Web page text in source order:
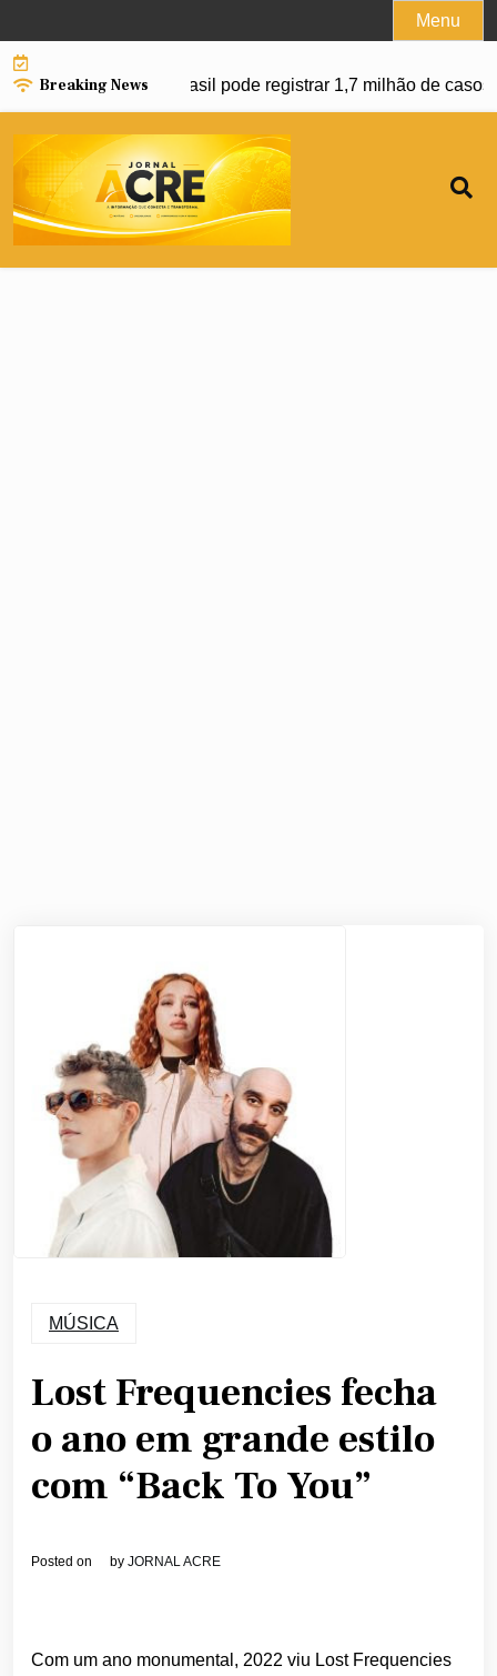
to
content
Menu
Breaking News
da dengue e Brasil pode registrar 1,7 milhão de casos
MÚSICA
Lost Frequencies fecha
o ano em grande estilo
com “Back To You”
Posted on by JORNAL ACRE
Com um ano monumental, 2022 viu Lost Frequencies